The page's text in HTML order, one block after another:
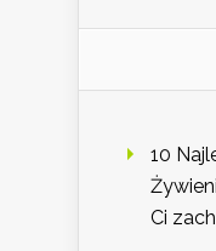
10
Ci